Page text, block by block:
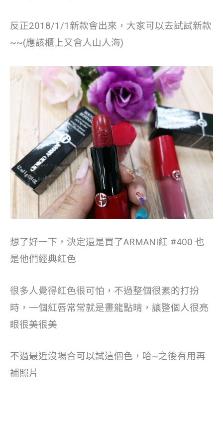
反正2018/1/1新款會出來，大家可以去試試新款
~~(應該櫃上又會人山人海)
想了好一下，決定還是買了ARMANI紅 #400 也
是他們經典紅色
很多人覺得紅色很可怕，不過整個很素的打扮
時，一個紅唇常常就是畫龍點晴，讓整個人很亮
眼很美很美
不過最近沒場合可以試這個色，哈~之後有用再
補照片